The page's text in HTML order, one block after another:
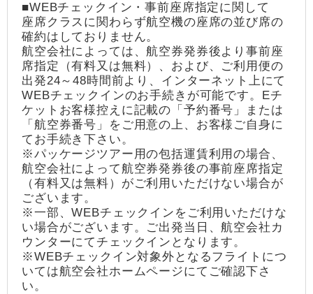
■WEBチェックイン・事前座席指定に関して
座席クラスに関わらず航空機の座席の並び席の
確約はしておりません。
航空会社によっては、航空券発券後より事前座
席指定（有料又は無料）、および、ご利用便の
出発24～48時間前より、インターネット上にて
WEBチェックインのお手続きが可能です。Eチ
ケットお客様控えに記載の「予約番号」または
「航空券番号」をご用意の上、お客様ご自身に
てお手続き下さい。
※パッケージツアー用の包括運賃利用の場合、
航空会社によって航空券発券後の事前座席指定
（有料又は無料）がご利用いただけない場合が
ございます。
※一部、WEBチェックインをご利用いただけな
い場合がございます。ご出発当日、航空会社カ
ウンターにてチェックインとなります。
※WEBチェックイン対象外となるフライトにつ
いては航空会社ホームページにてご確認下さ
い。